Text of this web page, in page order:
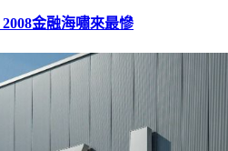
金融海嘯來最慘